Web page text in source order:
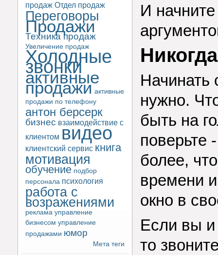
продаж Отдел продаж
Переговоры
Продажи
Техника продаж
Увеличение продаж
Холодные
звонки
активные
продажи активные
продажи по телефону
антон берсерк
бизнес взаимодействие с
клиентом видео
клиентский сервис книга
мотивация
обучение подбор
персонала психология
работа с
возражениями
реклама управление
бизнесом управление
продажами юмор
Мета теги
И
Начинать
нужно.
быть на
поверьте
более,
времени
окно в
Если вы и
то